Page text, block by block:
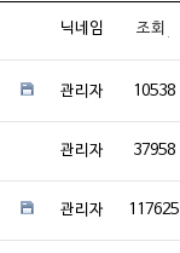
닉네임 조회
관리자 10538
관리자 37958
관리자 117625